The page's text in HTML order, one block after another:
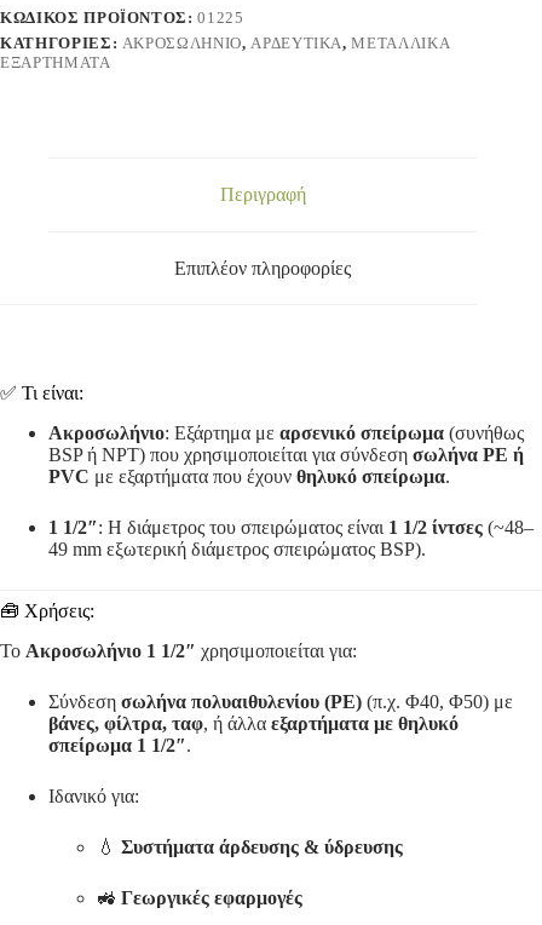
ΚΩΔΙΚΌΣ ΠΡΟΪΌΝΤΟΣ:01225
ΚΑΤΗΓΟΡΊΕΣ: ΑΚΡΟΣΩΛΗΝΙΟ,ΑΡΔΕΥΤΙΚΑ,ΜΕΤΑΛΛΙΚΑ
ΕΞΑΡΤΗΜΑΤΑ
Περιγραφή
Επιπλέον πληροφορίες
✅ Τι είναι:
Ακροσωλήνιο: Εξάρτημα με αρσενικό σπείρωμα (συνήθως
BSP ή NPT) που χρησιμοποιείται για σύνδεση σωλήνα PE ή
PVC με εξαρτήματα που έχουν θηλυκό σπείρωμα.
1 1/2″: Η διάμετρος του σπειρώματος είναι 1 1/2 ίντσες (~48–
49 mm εξωτερική διάμετρος σπειρώματος BSP).
🧰 Χρήσεις:
Το Ακροσωλήνιο 1 1/2″ χρησιμοποιείται για:
Σύνδεση σωλήνα πολυαιθυλενίου (PE) (π.χ. Φ40, Φ50) με
βάνες, φίλτρα, ταφ, ή άλλα εξαρτήματα με θηλυκό
σπείρωμα 1 1/2″.
Ιδανικό για:
💧 Συστήματα άρδευσης & ύδρευσης
🚜 Γεωργικές εφαρμογές